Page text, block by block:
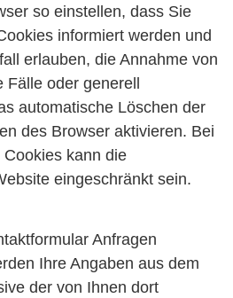
so einstellen, dass Sie
informiert werden und
erlauben, die Annahme von
oder generell
automatische Löschen der
des Browser aktivieren. Bei
kann die
eingeschränkt sein.
Anfragen
Ihre Angaben aus dem
der von Ihnen dort